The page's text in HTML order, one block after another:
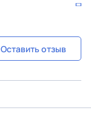
Оставить отзыв